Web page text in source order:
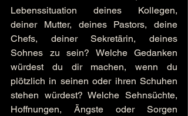
Lebenssituation deines Kollegen,
deiner Mutter, deines Pastors, deine
Chefs, deiner Sekretärin, deines
Sohnes zu sein? Welche Gedanken
würdest du dir machen, wenn du
plötzlich in seinen oder ihren Schuhen
stehen würdest? Welche Sehnsüchte,
Hoffnungen, Ängste oder Sorgen